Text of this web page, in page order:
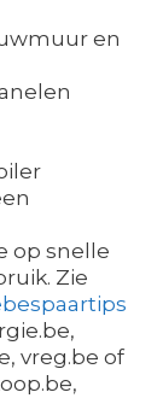
en
op snelle
Zie
vreg.be of